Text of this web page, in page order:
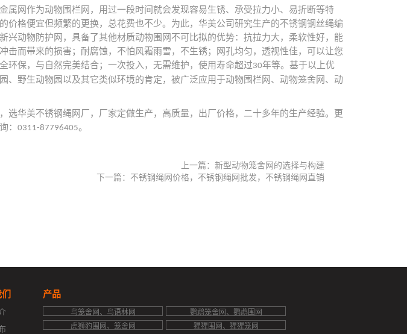
属网作为动物围栏网，用过一段时间就会发现容易生锈、承受拉力小、易折断等特
价格便宜但频繁的更换，总花费也不少。为此，华美公司研究生产的不锈钢钢丝绳编
兴动物防护网，具备了其他材质动物围网不可比拟的优势：抗拉力大，柔软性好，能
击而带来的损害；耐腐蚀，不怕风霜雨雪，不生锈；网孔均匀，透视性佳，可以让您
环保，与自然完美结合；一次投入，无需维护，使用寿命超过30年等。基于以上优
、野生动物园以及其它类似环境的肯定，被广泛应用于动物围栏网、动物笼舍网、动
华美不锈钢绳网厂，厂家定做生产，高质量，出厂价格，二十多年的生产经验。更
：0311-87796405。
上一篇：新型动物笼舍网的选择与构建
下一篇：不锈钢绳网价格，不锈钢绳网批发，不锈钢绳网直销
产品
鸟笼舍网、鸟语林网
鹦鹉笼舍网、鹦鹉围网
虎狮豹围网、笼舍网
猩猩围网、猩猩笼网